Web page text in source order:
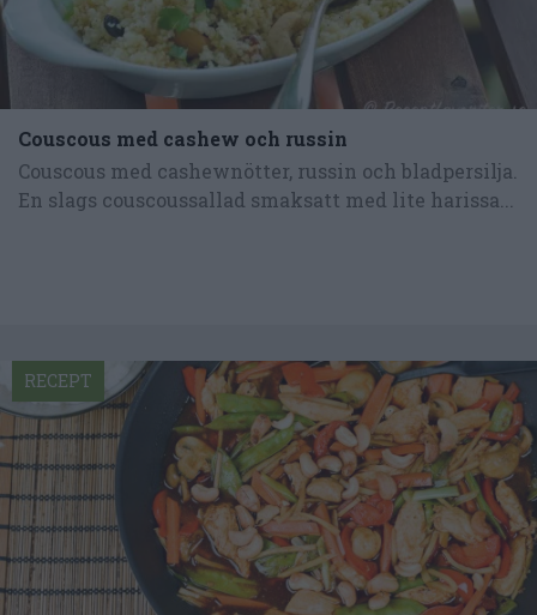
Couscous med cashew och russin
Couscous med cashewnötter, russin och bladpersilja.
En slags couscoussallad smaksatt med lite harissa...
RECEPT